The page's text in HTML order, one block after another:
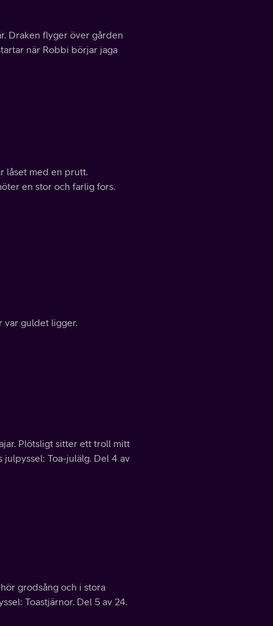
Draken flyger över gården
när Robbi börjar jaga
låset med en prutt.
en stor och farlig fors.
var guldet ligger.
Plötsligt sitter ett troll mitt
julpyssel: Toa-julälg. Del 4 av
grodsång och i stora
Toastjärnor. Del 5 av 24.